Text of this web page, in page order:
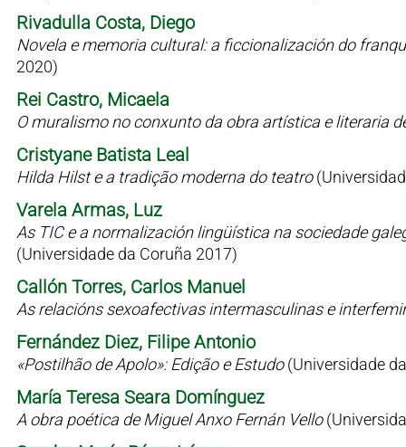
Rivadulla Costa, Diego
Novela e memoria cultural: a ficcionalización do
2020)
Rei Castro, Micaela
O muralismo no conxunto da obra artística e literaria
Cristyane Batista Leal
Hilda Hilst e a tradição moderna do teatro
Varela Armas, Luz
As TIC e a normalización lingüística na sociedade
(Universidade da Coruña 2017)
Callón Torres, Carlos Manuel
As relacións sexoafectivas intermasculinas e
Fernández Diez, Filipe Antonio
«Postilhão de Apolo»: Edição e Estudo(Universidade
María Teresa Seara Domínguez
A obra poética de Miguel Anxo Fernán Vello